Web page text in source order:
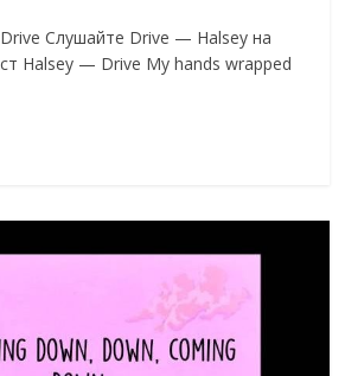
Слушайте Drive — Halsey на
Halsey — Drive My hands wrapped